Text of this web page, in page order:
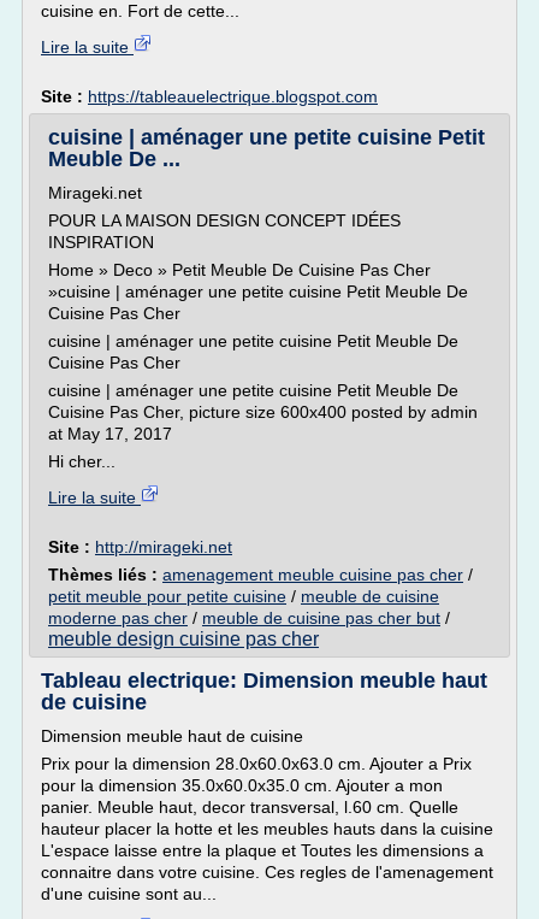
cuisine en. Fort de cette...
Lire la suite
Site : https://tableauelectrique.blogspot.com
cuisine | aménager une petite cuisine Petit
Meuble De ...
Mirageki.net
POUR LA MAISON DESIGN CONCEPT IDÉES
INSPIRATION
Home » Deco » Petit Meuble De Cuisine Pas Cher
»cuisine | aménager une petite cuisine Petit Meuble De
Cuisine Pas Cher
cuisine | aménager une petite cuisine Petit Meuble De
Cuisine Pas Cher
cuisine | aménager une petite cuisine Petit Meuble De
Cuisine Pas Cher, picture size 600x400 posted by admin
at May 17, 2017
Hi cher...
Lire la suite
Site : http://mirageki.net
Thèmes liés : amenagement meuble cuisine pas cher /
petit meuble pour petite cuisine / meuble de cuisine
moderne pas cher / meuble de cuisine pas cher but /
meuble design cuisine pas cher
Tableau electrique: Dimension meuble haut
de cuisine
Dimension meuble haut de cuisine
Prix pour la dimension 28.0x60.0x63.0 cm. Ajouter a Prix
pour la dimension 35.0x60.0x35.0 cm. Ajouter a mon
panier. Meuble haut, decor transversal, l.60 cm. Quelle
hauteur placer la hotte et les meubles hauts dans la cuisine
L'espace laisse entre la plaque et Toutes les dimensions a
connaitre dans votre cuisine. Ces regles de l'amenagement
d'une cuisine sont au...